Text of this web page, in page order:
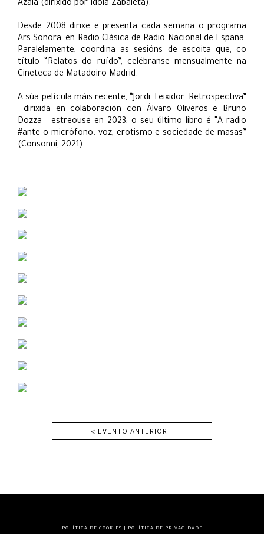
Azala (dirixido por Idoia Zabaleta).
Desde 2008 dirixe e presenta cada semana o programa
Ars Sonora, en Radio Clásica de Radio Nacional de España.
Paralelamente, coordina as sesións de escoita que, co
título “Relatos do ruído”, celébranse mensualmente na
Cineteca de Matadoiro Madrid.
A súa película máis recente, “Jordi Teixidor. Retrospectiva”
—dirixida en colaboración con Álvaro Oliveros e Bruno
Dozza— estreouse en 2023; o seu último libro é “A radio
#ante o micrófono: voz, erotismo e sociedade de masas”
(Consonni, 2021).
< EVENTO ANTERIOR
POLÍTICA DE COOKIES POLÍTICA DE PRIVACIDADE